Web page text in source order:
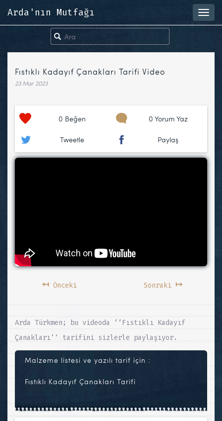
Arda'nın Mutfağı
Fıstıklı Kadayıf Çanakları Tarifi Video
23 Mar 2023
0 Beğen 0 Yorum Yaz
Tweetle Paylaş
↤Önceki Sonraki ↦
Arda Türkmen; bu videoda ‘‘Fıstıklı Kadayıf
Çanakları’’ tarifini sizlerle paylaşıyor.
Malzeme listesi ve yazılı tarif için :
Fıstıklı Kadayıf Çanakları Tarifi